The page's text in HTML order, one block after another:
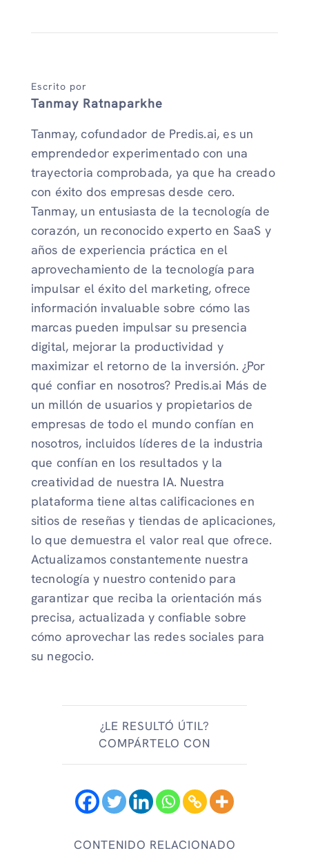
Escrito por
Tanmay Ratnaparkhe
Tanmay, cofundador de Predis.ai, es un
emprendedor experimentado con una
trayectoria comprobada, ya que ha creado
con éxito dos empresas desde cero.
Tanmay, un entusiasta de la tecnología de
corazón, un reconocido experto en SaaS y
años de experiencia práctica en el
aprovechamiento de la tecnología para
impulsar el éxito del marketing, ofrece
información invaluable sobre cómo las
marcas pueden impulsar su presencia
digital, mejorar la productividad y
maximizar el retorno de la inversión. ¿Por
qué confiar en nosotros? Predis.ai Más de
un millón de usuarios y propietarios de
empresas de todo el mundo confían en
nosotros, incluidos líderes de la industria
que confían en los resultados y la
creatividad de nuestra IA. Nuestra
plataforma tiene altas calificaciones en
sitios de reseñas y tiendas de aplicaciones,
lo que demuestra el valor real que ofrece.
Actualizamos constantemente nuestra
tecnología y nuestro contenido para
garantizar que reciba la orientación más
precisa, actualizada y confiable sobre
cómo aprovechar las redes sociales para
su negocio.
¿LE RESULTÓ ÚTIL?
COMPÁRTELO CON
CONTENIDO RELACIONADO